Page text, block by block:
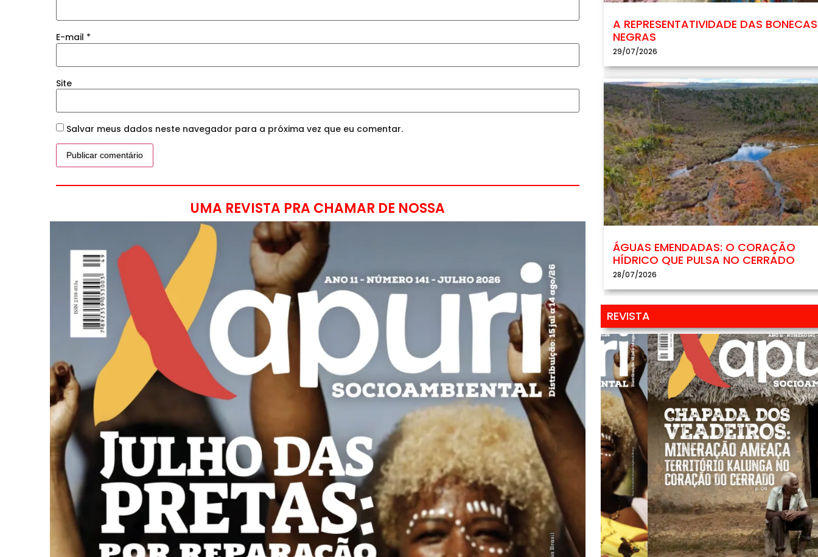
E-mail *
Site
Salvar meus dados neste navegador para a próxima vez que eu comentar.
UMA REVISTA PRA CHAMAR DE NOSSA
A REPRESENTATIVIDADE DAS BONECAS
NEGRAS
29/07/2026
ÁGUAS EMENDADAS: O CORAÇÃO
HÍDRICO QUE PULSA NO CERRADO
28/07/2026
REVISTA